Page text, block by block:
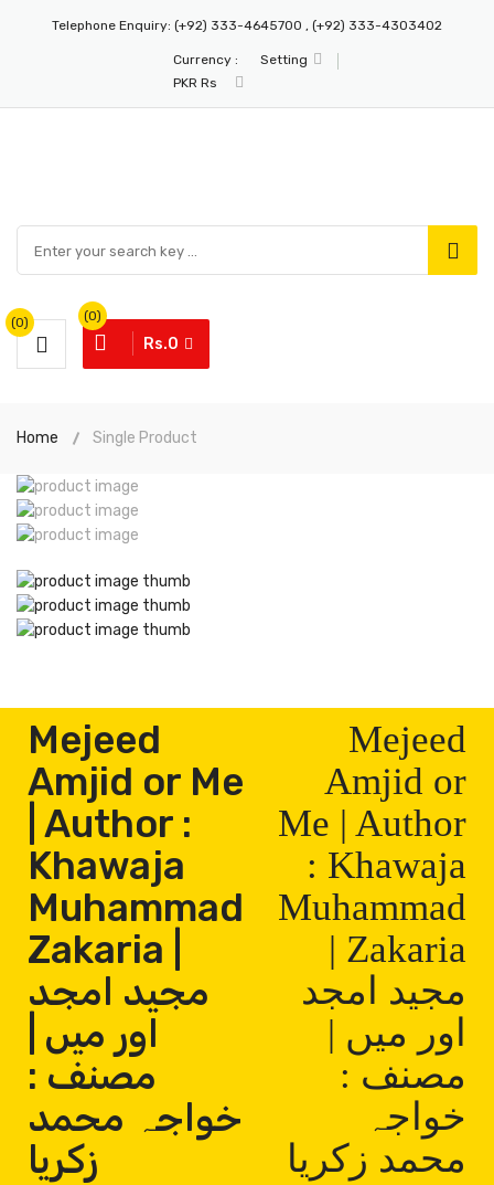
Telephone Enquiry: (+92) 333-4645700 , (+92) 333-4303402
Setting
Currency :
PKR Rs
(0)
Rs.0
(0)
Home Single Product
Mejeed
Amjid or Me
| Author :
Khawaja
Muhammad
Zakaria |
مجید امجد
اور میں |
مصنف :
خواجہ محمد
زکریا
Mejeed
Amjid or
Me | Author
: Khawaja
Muhammad
Zakaria |
مجید امجد
اور میں |
مصنف :
خواجہ
محمد زکریا